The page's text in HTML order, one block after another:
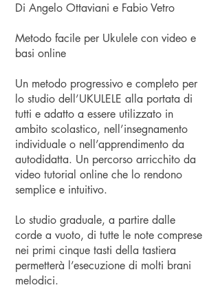
Di Angelo Ottaviani e Fabio Vetro
Metodo facile per Ukulele con video e
basi online
Un metodo progressivo e completo per
lo studio dell’UKULELE alla portata di
tutti e adatto a essere utilizzato in
ambito scolastico, nell’insegnamento
individuale o nell’apprendimento da
autodidatta. Un percorso arricchito da
video tutorial online che lo rendono
semplice e intuitivo.
Lo studio graduale, a partire dalle
corde a vuoto, di tutte le note comprese
nei primi cinque tasti della tastiera
permetterà l’esecuzione di molti brani
melodici.